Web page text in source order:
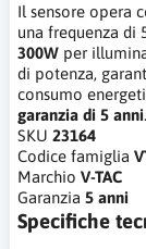
Il sensore opera
una frequenza di
300W per
di potenza,
consumo
garanzia di 5 anni.
SKU 23164
Codice famiglia
Marchio V-TAC
Garanzia 5 anni
Specifiche